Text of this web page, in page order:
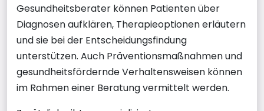
Gesundheitsberater können Patienten über
Diagnosen aufklären, Therapieoptionen erläutern
und sie bei der Entscheidungsfindung
unterstützen. Auch Präventionsmaßnahmen und
gesundheitsfördernde Verhaltensweisen können
im Rahmen einer Beratung vermittelt werden.